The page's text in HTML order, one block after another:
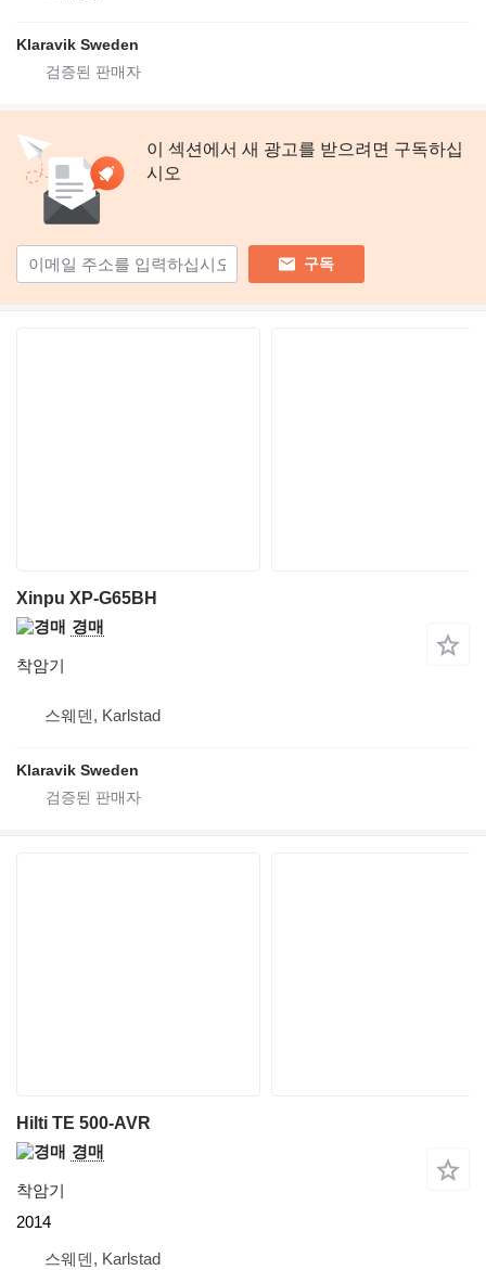
Klaravik Sweden
이 섹션에서 새 광고를 받으려면 구독하십
시오
구독
Xinpu XP-G65BH
경매
착암기
스웨덴, Karlstad
Klaravik Sweden
Hilti TE 500-AVR
경매
착암기
2014
스웨덴, Karlstad